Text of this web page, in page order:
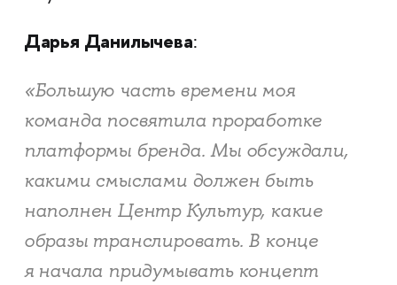
Дарья Данилычева:
«Большую часть времени моя
команда посвятила проработке
платформы бренда. Мы обсуждали,
какими смыслами должен быть
наполнен Центр Культур, какие
образы транслировать. В конце
я начала придумывать концепт